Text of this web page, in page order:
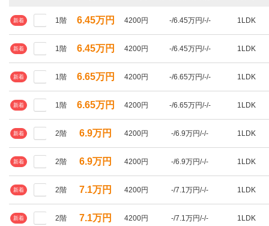
新着 1階 6.45万円 4200円 -/6.45万円/-/- 1LDK
新着 1階 6.45万円 4200円 -/6.45万円/-/- 1LDK
新着 1階 6.65万円 4200円 -/6.65万円/-/- 1LDK
新着 1階 6.65万円 4200円 -/6.65万円/-/- 1LDK
新着 2階 6.9万円 4200円 -/6.9万円/-/- 1LDK
新着 2階 6.9万円 4200円 -/6.9万円/-/- 1LDK
新着 2階 7.1万円 4200円 -/7.1万円/-/- 1LDK
新着 2階 7.1万円 4200円 -/7.1万円/-/- 1LDK